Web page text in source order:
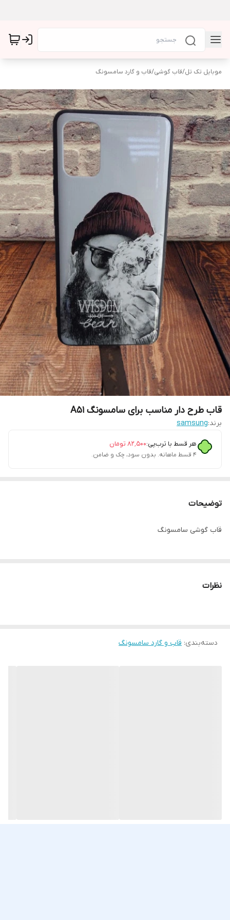
موبایل تک تل/قاب گوشی/قاب و گارد سامسونگ
قاب طرح دار مناسب برای سامسونگ A51
برند:samsung
هر قسط با ترب‌پی:۸۲٬۵۰۰ تومان
۴ قسط ماهانه. بدون سود، چک و ضامن.
توضیحات
قاب گوشی سامسونگ
نظرات
دسته‌بندی: قاب و گارد سامسونگ